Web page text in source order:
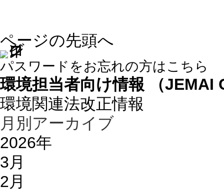
ページの先頭へ
パスワードをお忘れの方はこちら
環境担当者向け情報 （JEMAI
環境関連法改正情報
月別アーカイブ
2026年
3月
2月